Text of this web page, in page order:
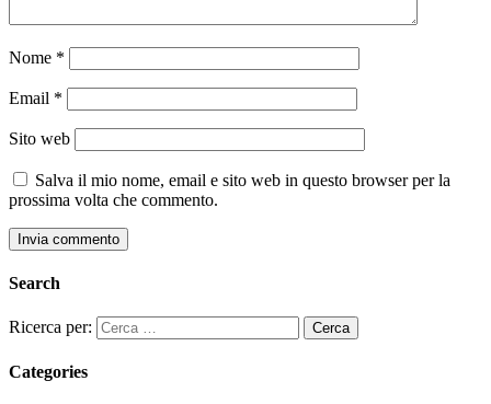
Nome *
Email *
Sito web
Salva il mio nome, email e sito web in questo browser per la
prossima volta che commento.
Search
Ricerca per:
Categories